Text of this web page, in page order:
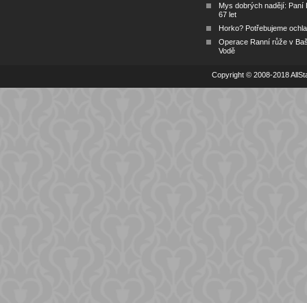
Mys dobrých nadějí: Paní
67 let
Horko? Potřebujeme
Operace Ranní růže v
Vodě
Copyright © 2008-2018